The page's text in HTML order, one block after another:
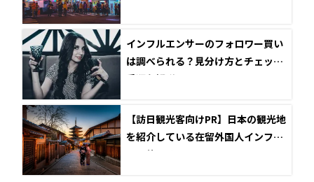
インフルエンサーのフォロワー買い
は調べられる？見分け方とチェック
手順を解説
【訪日観光客向けPR】日本の観光地
を紹介している在留外国人インフル
エンサー7選